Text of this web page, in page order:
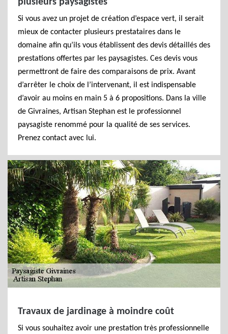
plusieurs paysagistes
Si vous avez un projet de création d’espace vert, il serait
mieux de contacter plusieurs prestataires dans le
domaine afin qu’ils vous établissent des devis détaillés des
prestations offertes par les paysagistes. Ces devis vous
permettront de faire des comparaisons de prix. Avant
d’arrêter le choix de l’intervenant, il est indispensable
d’avoir au moins en main 5 à 6 propositions. Dans la ville
de Givraines, Artisan Stephan est le professionnel
paysagiste renommé pour la qualité de ses services.
Prenez contact avec lui.
Travaux de jardinage à moindre coût
Si vous souhaitez avoir une prestation très professionnelle